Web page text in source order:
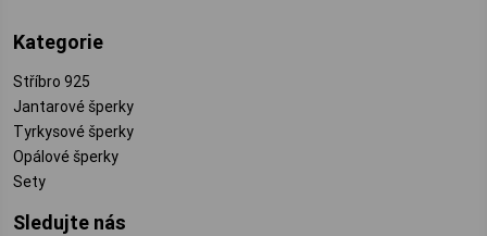
Kategorie
Stříbro 925
Jantarové šperky
Tyrkysové šperky
Opálové šperky
Sety
Sledujte nás